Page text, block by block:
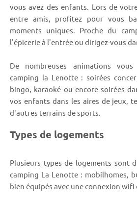
vous avez des enfants. Lors de
entre amis, profitez pour vous
moments uniques. Proche du
l'épicerie à l'entrée ou dirigez-vous
De nombreuses animations
camping la Lenotte : soirées
bingo, karaoké ou encore soirées
vos enfants dans les aires de jeux,
d'autres terrains de sports.
Types de logements
Plusieurs types de logements sont
camping La Lenotte : mobilhomes,
bien équipés avec une connexion wifi